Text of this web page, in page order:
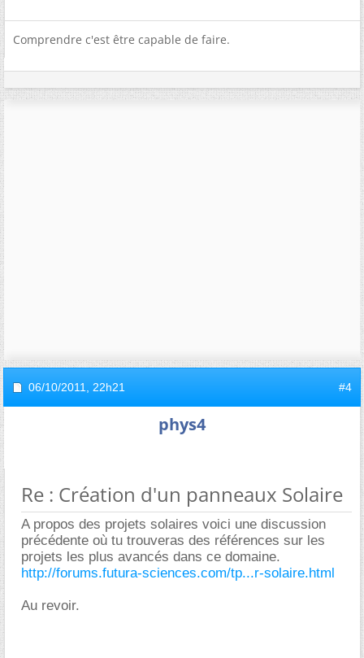
Comprendre c'est être capable de faire.
06/10/2011, 22h21 #4
phys4
Re : Création d'un panneaux Solaire
A propos des projets solaires voici une discussion
précédente où tu trouveras des références sur les
projets les plus avancés dans ce domaine.
http://forums.futura-sciences.com/tp...r-solaire.html
Au revoir.